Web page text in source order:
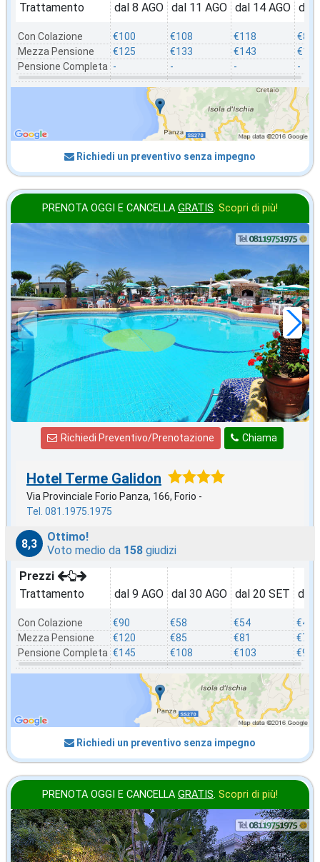
Trattamento
Con Colazione
Mezza Pensione
Pensione Completa
dal 8 AGO
€100
€125
-
dal 11 AGO
€108
€133
-
dal 14 AGO
€118
€143
-
dal
€80
€105
-
Richiedi un preventivo senza impegno
PRENOTA OGGI E CANCELLA GRATIS. Scopri di più!
2026 FERRAGOSTO
in offerta da
€90,00
a notte
Chiama
Richiedi Preventivo/Prenotazione
Hotel Terme Galidon
Via Provinciale Forio Panza, 166, Forio -
Tel. 081.1975.1975
8,3
Ottimo!
Voto medio da 158 giudizi
Prezzi
Trattamento
Con Colazione
Mezza Pensione
Pensione Completa
dal 9 AGO
€90
€120
€145
dal 30 AGO
€58
€85
€108
dal 20 SET
€54
€81
€103
dal
€49
€76
€92
Richiedi un preventivo senza impegno
PRENOTA OGGI E CANCELLA GRATIS. Scopri di più!
2026 FERRAGOSTO